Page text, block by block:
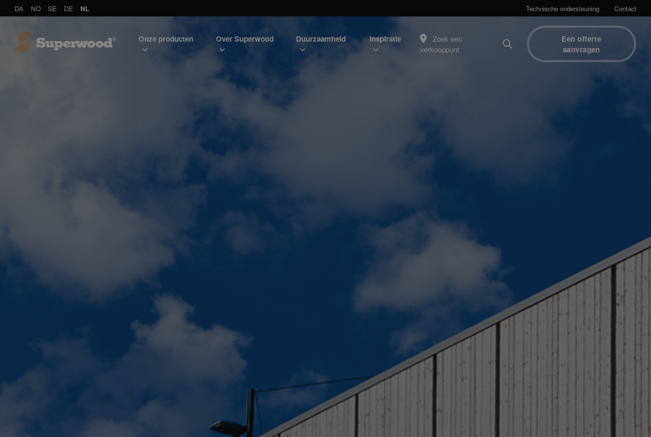
DA NO SE DE NL Technische ondersteuning Contact
Onze producten Over Superwood Duurzaamheid Inspiratie
Zoek een
verkooppunt
Een offerte
aanvragen